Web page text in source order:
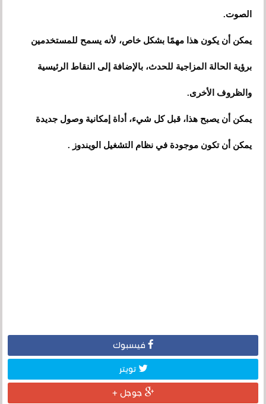
الصوت.
يمكن أن يكون هذا مهمًا بشكل خاص، لأنه يسمح للمستخدمين
برؤية الحالة المزاجية للحدث، بالإضافة إلى النقاط الرئيسية
والظروف الأخرى.
يمكن أن يصبح هذا، قبل كل شيء، أداة إمكانية وصول جديدة
يمكن أن تكون موجودة في نظام التشغيل الويندوز .
فيسبوك
تويتر
جوجل +